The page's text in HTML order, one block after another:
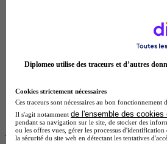
Licence Psychologie à Lille
Master Informatique à Paris
Master Psychologie à Angers
BTS Communication à Lyon
BTS Ndrc à Lyon
Les intitulés de diplôme
Diplomeo utilise des traceurs et d’autres
Cookies strictement nécessaires
Ces traceurs sont nécessaires au bon fonctionnement
Il s'agit notamment de l'ensemble des cookies
pendant sa navigation sur le site, de stocker des
ou les offres vues, gérer les processus
la sécurité du site web en détectant les tentatives